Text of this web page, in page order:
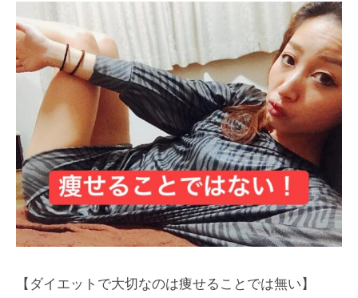
【ダイエットで大切なのは痩せることでは無い】